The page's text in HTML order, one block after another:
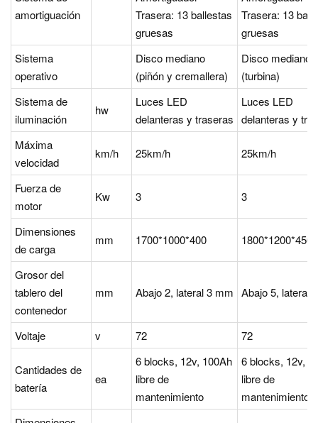
amortiguación
Trasera: 13 ballestas
gruesas
Trasera: 13
gruesas
Sistema
operativo
Disco mediano
(piñón y cremallera)
Disco mediano
(turbina)
Sistema de
iluminación
hw
Luces LED
delanteras y traseras
Luces LED
delanteras y
Máxima
velocidad
km/h 25km/h 25km/h
Fuerza de
motor
Kw 3 3
Dimensiones
de carga
mm 1700*1000*400 1800*1200*450
Grosor del
tablero del
contenedor
mm Abajo 2, lateral 3 mm Abajo 5, lateral
Voltaje v 72 72
Cantidades de
batería
ea
6 blocks, 12v, 100Ah
libre de
mantenimiento
6 blocks, 12v,
libre de
mantenimiento